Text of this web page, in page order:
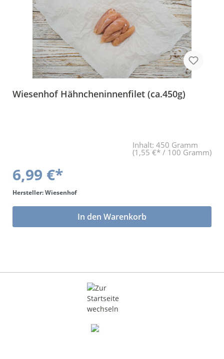
Wiesenhof Hähncheninnenfilet (ca.450g)
Inhalt: 450 Gramm
(1,55 €* / 100 Gramm)
6,99 €*
Hersteller: Wiesenhof
In den Warenkorb